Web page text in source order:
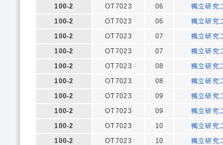
100-2
OT7023 06
獨立研究
100-2
OT7023 06
獨立研究
100-2
OT7023 07
獨立研究
100-2
OT7023 07
獨立研究
100-2
OT7023 08
獨立研究
100-2
OT7023 08
獨立研究
100-2
OT7023 09
獨立研究
100-2
OT7023 09
獨立研究
100-2
OT7023 10
獨立研究
100-2
OT7023 10
獨立研究